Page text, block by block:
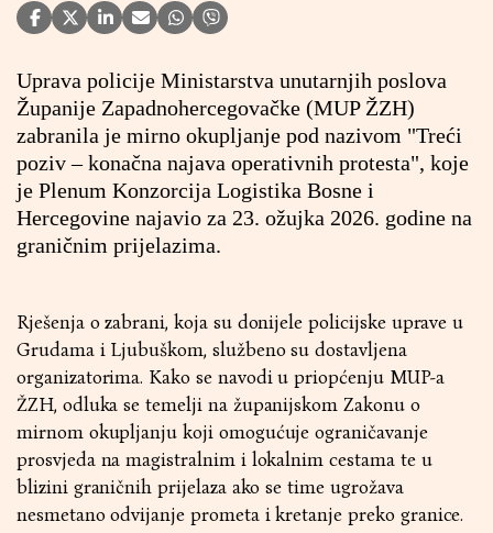
Uprava policije Ministarstva unutarnjih poslova
Županije Zapadnohercegovačke (MUP ŽZH)
zabranila je mirno okupljanje pod nazivom "Treći
poziv – konačna najava operativnih protesta", koje
je Plenum Konzorcija Logistika Bosne i
Hercegovine najavio za 23. ožujka 2026. godine na
graničnim prijelazima.
Rješenja o zabrani, koja su donijele policijske uprave u
Grudama i Ljubuškom, službeno su dostavljena
organizatorima. Kako se navodi u priopćenju MUP-a
ŽZH, odluka se temelji na županijskom Zakonu o
mirnom okupljanju koji omogućuje ograničavanje
prosvjeda na magistralnim i lokalnim cestama te u
blizini graničnih prijelaza ako se time ugrožava
nesmetano odvijanje prometa i kretanje preko granice.